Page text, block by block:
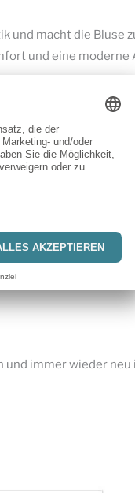
und macht die Bluse
und eine moderne
leichter
immer wieder